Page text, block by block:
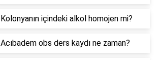
Kolonyanın içindeki alkol homojen mi?
Acıbadem obs ders kaydı ne zaman?